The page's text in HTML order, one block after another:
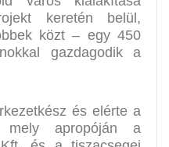
keretén belül,
közt – egy 450
gazdagodik a
és elérte a
mely apropóján a